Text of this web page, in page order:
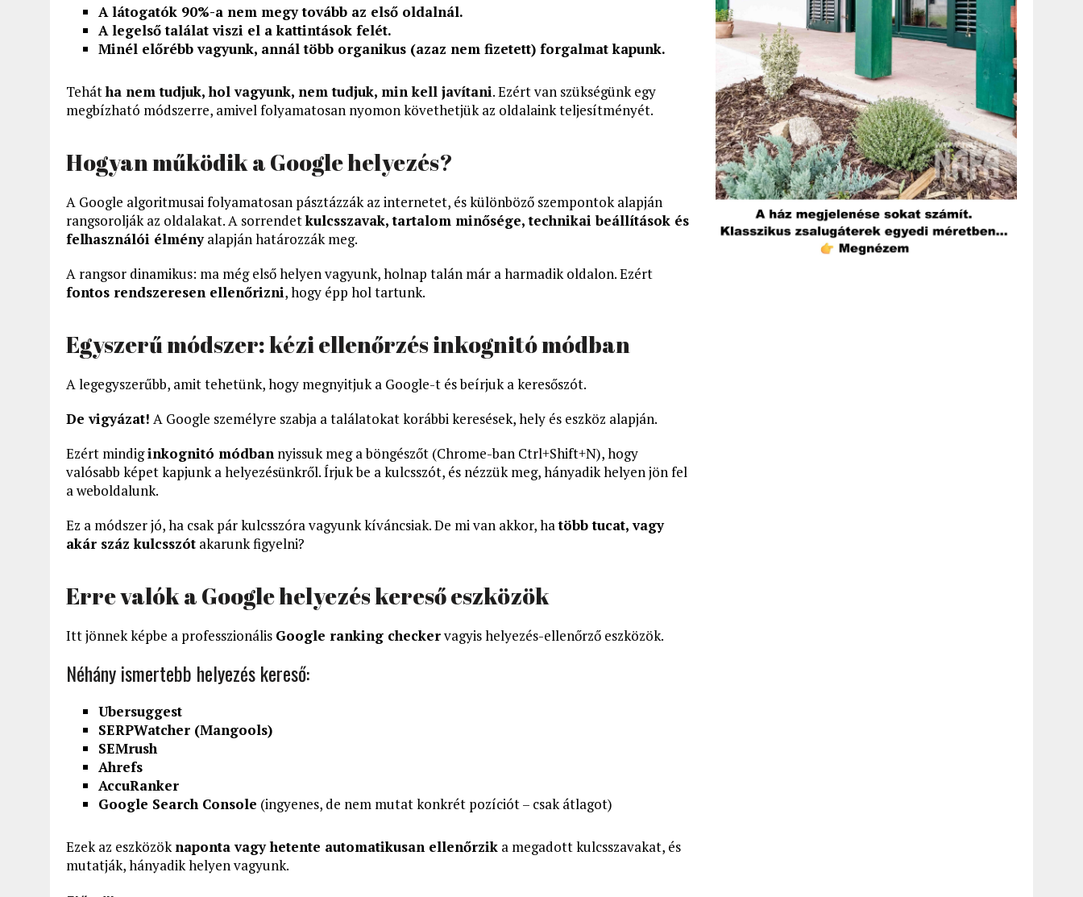
A látogatók 90%-a nem megy tovább az első oldalnál.
A legelső találat viszi el a kattintások felét.
Minél előrébb vagyunk, annál több organikus (azaz nem fizetett) forgalmat kapunk.
Tehátha nem tudjuk, hol vagyunk, nem tudjuk, min kell javítani. Ezért van szükségünk egy
megbízható módszerre, amivel folyamatosan nyomon követhetjük az oldalaink teljesítményét.
Hogyan működik a Google helyezés?
A Google algoritmusai folyamatosan pásztázzák az internetet, és különböző szempontok alapján
rangsorolják az oldalakat. A sorrendetkulcsszavak, tartalom minősége, technikai beállítások és
felhasználói élményalapján határozzák meg.
A rangsor dinamikus: ma még első helyen vagyunk, holnap talán már a harmadik oldalon. Ezért
fontos rendszeresen ellenőrizni, hogy épp hol tartunk.
Egyszerű módszer: kézi ellenőrzés inkognitó módban
A legegyszerűbb, amit tehetünk, hogy megnyitjuk a Google-t és beírjuk a keresőszót.
De vigyázat! A Google személyre szabja a találatokat korábbi keresések, hely és eszköz alapján.
Ezért mindiginkognitó módban nyissuk meg a böngészőt (Chrome-ban Ctrl+Shift+N), hogy
valósabb képet kapjunk a helyezésünkről. Írjuk be a kulcsszót, és nézzük meg, hányadik helyen jön fel
a weboldalunk.
Ez a módszer jó, ha csak pár kulcsszóra vagyunk kíváncsiak. De mi van akkor, hatöbb tucat, vagy
akár száz kulcsszót akarunk figyelni?
Erre valók a Google helyezés kereső eszközök
Itt jönnek képbe a professzionális Google ranking checkervagyis helyezés-ellenőrző eszközök.
Néhány ismertebb helyezés kereső:
Ubersuggest
SERPWatcher (Mangools)
SEMrush
Ahrefs
AccuRanker
Google Search Console (ingyenes, de nem mutat konkrét pozíciót – csak átlagot)
Ezek az eszközöknaponta vagy hetente automatikusan ellenőrzik a megadott kulcsszavakat, és
mutatják, hányadik helyen vagyunk.